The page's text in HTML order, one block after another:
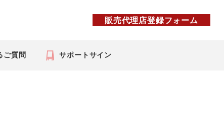
販売代理店登録フォーム
ご質問 サポートサイン